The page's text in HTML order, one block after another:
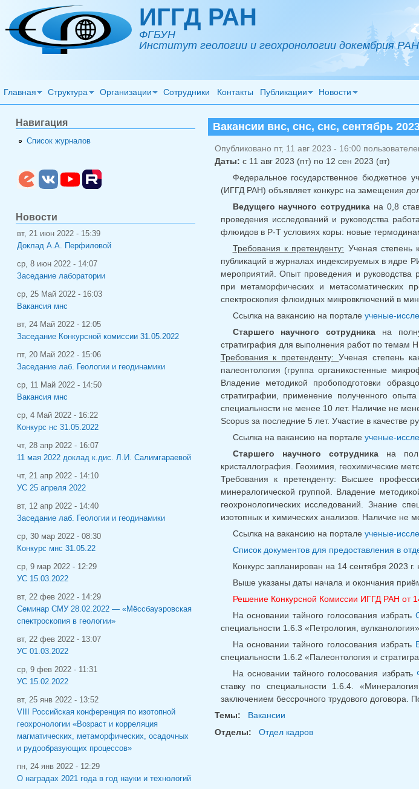
Перейти к основному содержанию ИГГД РАН
ФГБУН
Институт геологии и геохронологии докембрия РАН
Главная Структура Организации Сотрудники Контакты Публикации Новости
Вакансии внс, снс, снс, сентябрь
Опубликовано пт, 11 авг 2023 - 16:00
Даты: с 11 авг 2023 (пт) по 12 сен 2023 (вт)
Федеральное государственное бюджетное
(ИГГД РАН) объявляет конкурс на замещения
Ведущего научного сотрудника на 0,8
проведения исследований и руководства
флюидов в Р-Т условиях коры: новые
Требования к претенденту: Ученая степень
публикаций в журналах индексируемых в ядре
мероприятий. Опыт проведения и руководства
при метаморфических и метасоматических
спектроскопия флюидных микровключений в
Ссылка на вакансию на портале ученые-
Старшего научного сотрудника на
стратиграфия для выполнения работ по темам
Требования к претенденту:Ученая степень
палеонтология (группа органикостенные
Владение методикой пробоподготовки
стратиграфии, применение полученного
специальности не менее 10 лет. Наличие не
Scopus за последние 5 лет. Участие в качестве
Ссылка на вакансию на портале ученые-
Старшего научного сотрудникана
кристаллография. Геохимия, геохимические
Требования к претенденту: Высшее
минералогической группой. Владение
геохронологических исследований. Знание
изотопных и химических анализов. Наличие не
Ссылка на вакансию на портале ученые-
Список документов для предоставления в
Конкурс запланирован на 14 сентября 2023
Выше указаны даты начала и окончания
Решение Конкурсной Комиссии ИГГД РАН от
На основании тайного голосования избрать
специальности 1.6.3 «Петрология,
На основании тайного голосования избрать
специальности 1.6.2 «Палеонтология и
На основании тайного голосования избрать
ставку по специальности 1.6.4.
заключением бессрочного трудового договора.
Темы:
Вакансии
Отделы:
Отдел кадров
Навигация
Список журналов
Новости
вт, 21 июн 2022 - 15:39
Доклад А.А. Перфиловой
ср, 8 июн 2022 - 14:07
Заседание лаборатории
ср, 25 Май 2022 - 16:03
Вакансия мнс
вт, 24 Май 2022 - 12:05
Заседание Конкурсной комиссии 31.05.2022
пт, 20 Май 2022 - 15:06
Заседание лаб. Геологии и геодинамики
ср, 11 Май 2022 - 14:50
Вакансия мнс
ср, 4 Май 2022 - 16:22
Конкурс нс 31.05.2022
чт, 28 апр 2022 - 16:07
11 мая 2022 доклад к.дис. Л.И. Салимгараевой
чт, 21 апр 2022 - 14:10
УС 25 апреля 2022
вт, 12 апр 2022 - 14:40
Заседание лаб. Геологии и геодинамики
ср, 30 мар 2022 - 08:30
Конкурс мнс 31.05.22
ср, 9 мар 2022 - 12:29
УС 15.03.2022
вт, 22 фев 2022 - 14:29
Семинар СМУ 28.02.2022 — «Мёссбауэровская
спектроскопия в геологии»
вт, 22 фев 2022 - 13:07
УС 01.03.2022
ср, 9 фев 2022 - 11:31
УС 15.02.2022
вт, 25 янв 2022 - 13:52
VIII Российская конференция по изотопной
геохронологии «Возраст и корреляция
магматических, метаморфических, осадочных
и рудообразующих процессов»
пн, 24 янв 2022 - 12:29
О наградах 2021 года в год науки и технологий